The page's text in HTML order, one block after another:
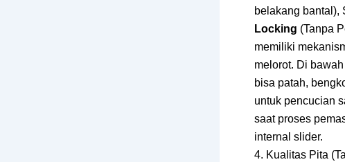
belakang bantal),
Locking (Tanpa
memiliki
melorot. Di
bisa patah,
untuk pencucian
saat proses
internal slider.
4. Kualitas Pita